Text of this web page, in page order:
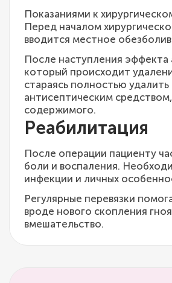
Показаниями к
Перед началом
вводится местное
После наступления эффекта
который происходит
стараясь полностью
антисептическим
содержимого.
Реабилитация
После операции пациенту
боли и воспаления.
инфекции и личных
Регулярные перевязки
вроде нового скопления
вмешательство.